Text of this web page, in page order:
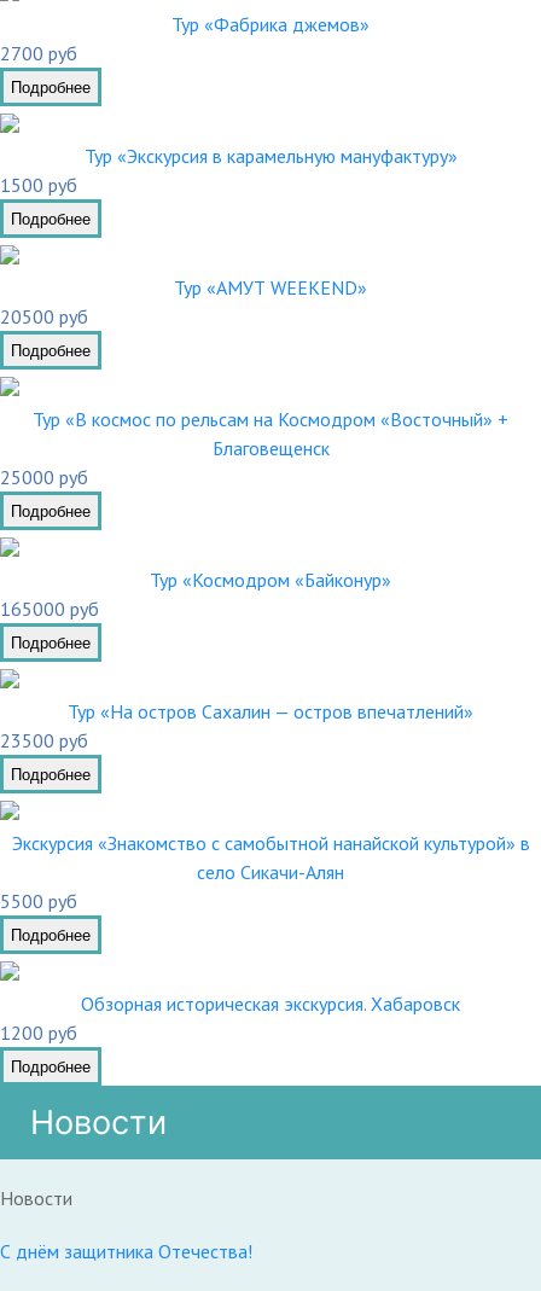
Тур «Фабрика джемов»
2700 руб
Подробнее
Тур «Экскурсия в карамельную мануфактуру»
1500 руб
Подробнее
Тур «АМУТ WEEKEND»
20500 руб
Подробнее
Тур «В космос по рельсам на Космодром «Восточный» +
Благовещенск
25000 руб
Подробнее
Тур «Космодром «Байконур»
165000 руб
Подробнее
Тур «На остров Сахалин — остров впечатлений»
23500 руб
Подробнее
Экскурсия «Знакомство с самобытной нанайской культурой» в
село Сикачи-Алян
5500 руб
Подробнее
Обзорная историческая экскурсия. Хабаровск
1200 руб
Подробнее
Новости
Новости
С днём защитника Отечества!